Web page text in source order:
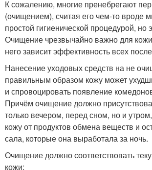
К сожалению, многие пренебрегают
(очищением), считая его чем-то вроде
простой гигиенической процедурой, но
Очищение чрезвычайно важно для кожи
него зависит эффективность всех
Нанесение уходовых средств на не
правильным образом кожу может
и спровоцировать появление
Причём очищение должно
только вечером, перед сном, но и
кожу от продуктов обмена веществ и
сала, которые она выработала за ночь.
Очищение должно соответствовать
кожи: